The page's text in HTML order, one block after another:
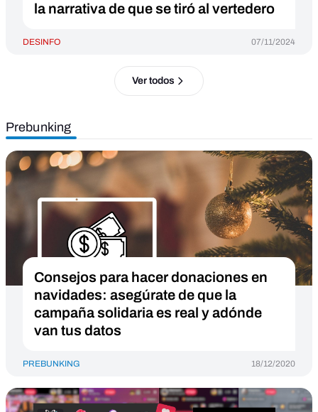
la narrativa de que se tiró al vertedero
DESINFO 07/11/2024
Ver todos
Prebunking
Consejos para hacer donaciones en
navidades: asegúrate de que la
campaña solidaria es real y adónde
van tus datos
PREBUNKING 18/12/2020